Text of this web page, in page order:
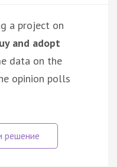
a project on
and adopt
data on the
opinion polls